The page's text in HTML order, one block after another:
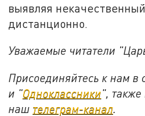
выявляя
дистанционно.
Уважаемые читатели
Присоединяйтесь к нам в
и "Одноклассники",
наш телеграм-канал.